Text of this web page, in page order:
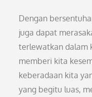
Dengan
juga dapat
terlewatkan dalam
memberi kita
keberadaan kita
yang begitu luas,